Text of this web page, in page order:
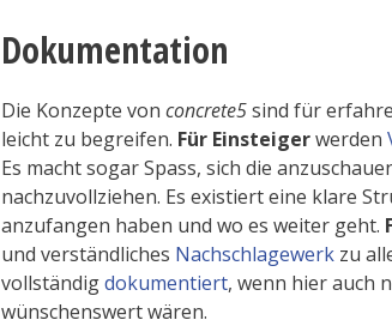
Dokumentation
Die Konzepte von concrete5sind für
leicht zu begreifen. Für Einsteigerwerden
Es macht sogar Spass, sich die
nachzuvollziehen. Es existiert eine klare
anzufangen haben und wo es weiter geht.
und verständliches Nachschlagewerk zu
vollständigdokumentiert, wenn hier auch
wünschenswert wären.